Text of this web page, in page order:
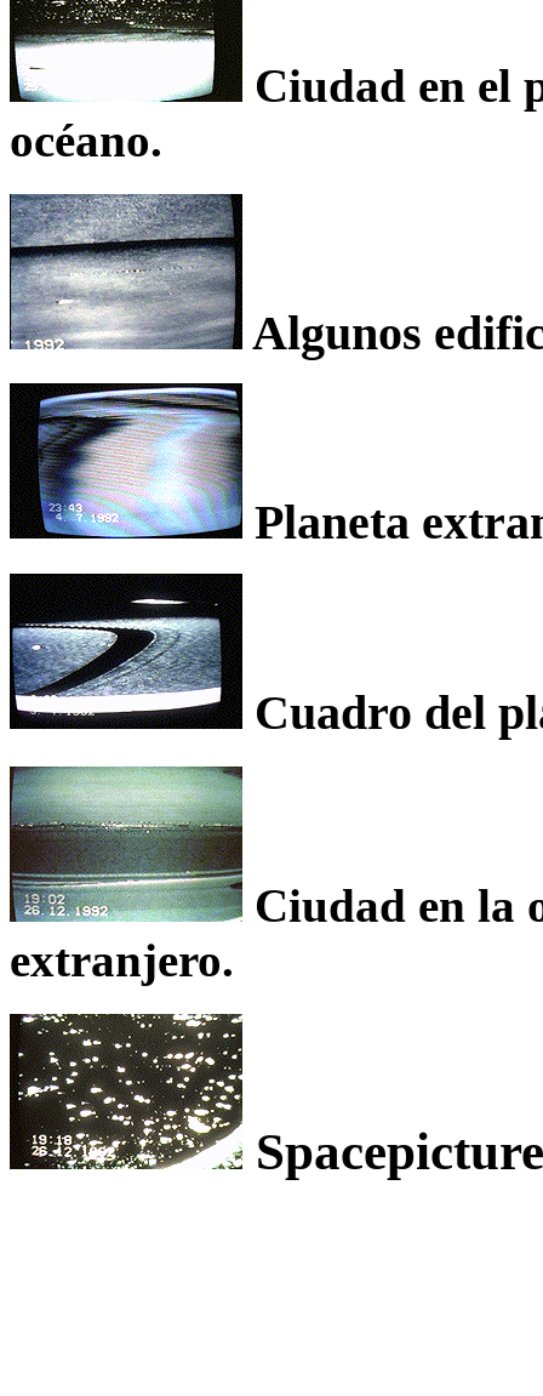
Ciudad en el
océano.
Algunos
Planeta
Cuadro del
Ciudad en la
extranjero.